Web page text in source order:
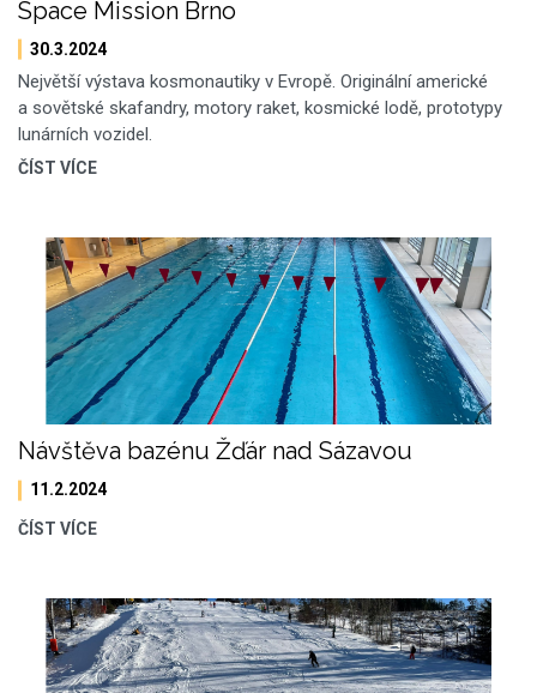
Space Mission Brno
30.3.2024
Největší výstava kosmonautiky v Evropě. Originální americké
a sovětské skafandry, motory raket, kosmické lodě, prototypy
lunárních vozidel.
ČÍST VÍCE
Návštěva bazénu Žďár nad Sázavou
11.2.2024
ČÍST VÍCE